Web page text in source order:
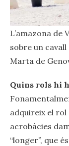
L’amazona
sobre un
Marta de
Quins rols hi
adquireix el rol
acrobàcies
“longer”, que